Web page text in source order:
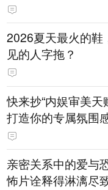
2026夏天最火的鞋
见的人字拖？
快来抄“内娱审美天
打造你的专属氛围
亲密关系中的爱与
怖片诠释得淋漓尽